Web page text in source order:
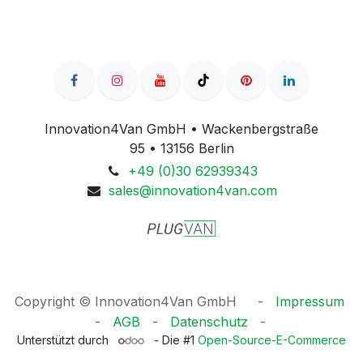
Innovation4Van GmbH • Wackenbergstraße
95 • 13156 Berlin
+49 (0)30 62939343
sales@innovation4van.com
Copyright © Innovation4Van GmbH ​​- ​ Impressum
- AGB - ​ Datenschutz -​
Unterstützt durch - Die #1Open-Source-E-Commerce